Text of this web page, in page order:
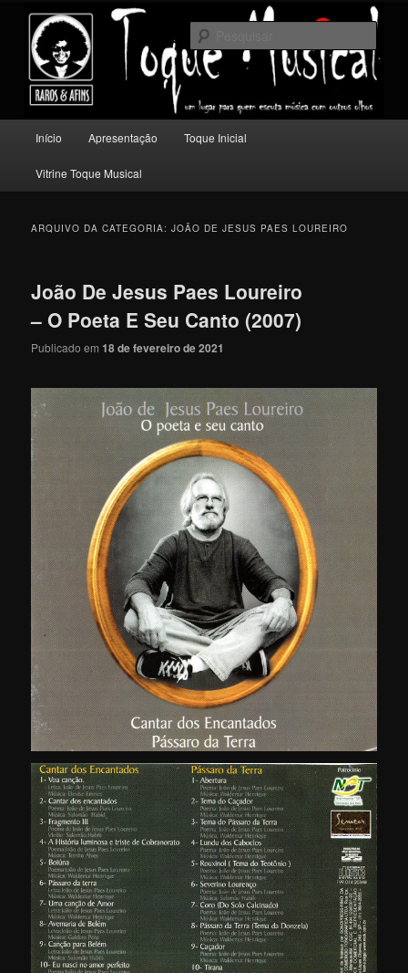
conteúdo
principal
conteúdo
secundário
Toque Musical
Um lugar para quem escuta música com outros olhos.
principal
Início Apresentação Toque Inicial
Vitrine Toque Musical
ARQUIVO DA CATEGORIA:JOÃO DE JESUS PAES LOUREIRO
João De Jesus Paes Loureiro
– O Poeta E Seu Canto (2007)
Publicado em18 de fevereiro de 2021